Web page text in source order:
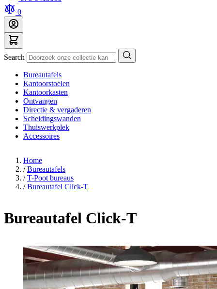
0
Search
Bureautafels
Kantoorstoelen
Kantoorkasten
Ontvangen
Directie & vergaderen
Scheidingswanden
Thuiswerkplek
Accessoires
Home
/ Bureautafels
/ T-Poot bureaus
/ Bureautafel Click-T
Bureautafel Click-T